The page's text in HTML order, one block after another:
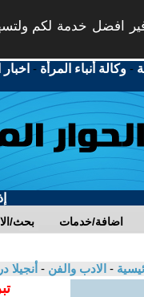
افضل خدمة لكم
-وكالة أنباء المرأة -
بحث/ اضافة/خدمات
- الادب والفن -